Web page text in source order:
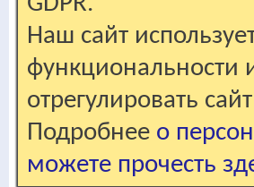
Наш сайт
отрегулировать
Подробнее о
можете прочесть